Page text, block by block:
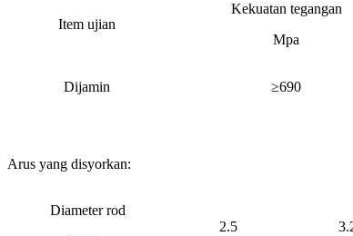
Item ujian
Kekuatan tegangan
Mpa
Dijamin ≥690
Arus yang disyorkan:
Diameter rod
2.5